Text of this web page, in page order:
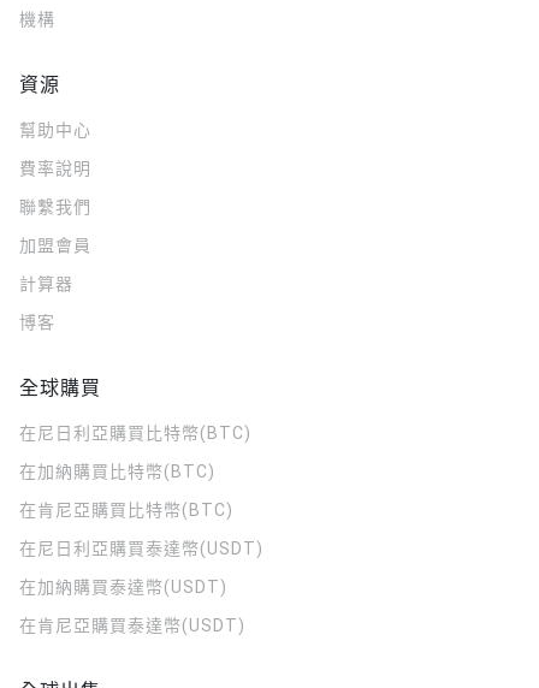
機構
資源
幫助中心
費率說明
聯繫我們
加盟會員
計算器
博客
全球購買
在尼日利亞購買比特幣(BTC)
在加納購買比特幣(BTC)
在肯尼亞購買比特幣(BTC)
在尼日利亞購買泰達幣(USDT)
在加納購買泰達幣(USDT)
在肯尼亞購買泰達幣(USDT)